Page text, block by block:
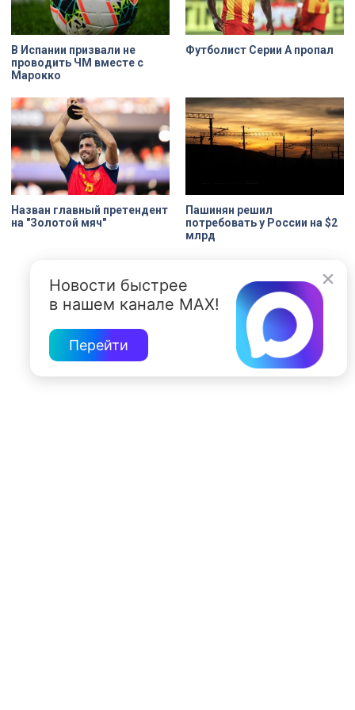
Их элементы утрачены на 90%.
В Испании призвали не
проводить ЧМ вместе с
Марокко
Футболист Серии А пропал
Назван главный претендент
на "Золотой мяч"
Пашинян рeшил
потребовать у России на $2
млрд
Новости быстрее
в нашем канале MAX!
Перейти